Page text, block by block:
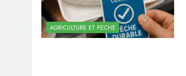
AGRICULTURE ET PECHE